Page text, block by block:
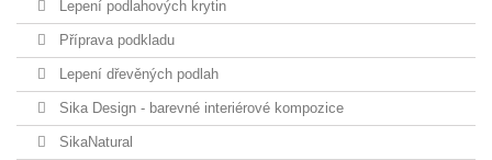
Lepení podlahových krytin
Příprava podkladu
Lepení dřevěných podlah
Sika Design - barevné interiérové kompozice
SikaNatural